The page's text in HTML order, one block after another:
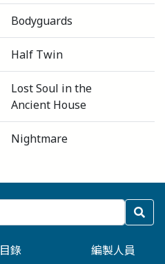
Bodyguards
Half Twin
Lost Soul in the
Ancient House
Nightmare
目錄 編製人員